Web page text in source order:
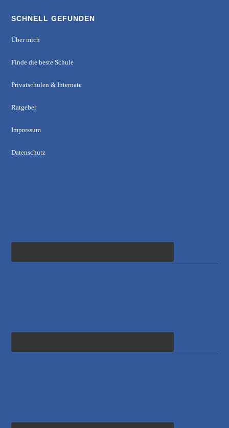
SCHNELL GEFUNDEN
Über mich
Finde die beste Schule
Privatschulen & Internate
Ratgeber
Impressum
Datenschutz